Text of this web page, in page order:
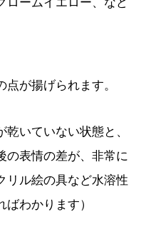
が揚げられます。
いていない状態と、
の表情の差が、非常に
リル絵の具など水溶性
わかります）